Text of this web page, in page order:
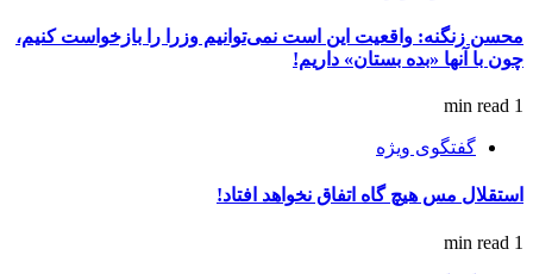
محسن زنگنه: واقعیت این است نمی‌توانیم وزرا را بازخواست کنیم،
چون با آنها «بده بستان» داریم!
1 min read
گفتگوی ویژه
استقلال مس هیچ گاه اتفاق نخواهد افتاد!
1 min read